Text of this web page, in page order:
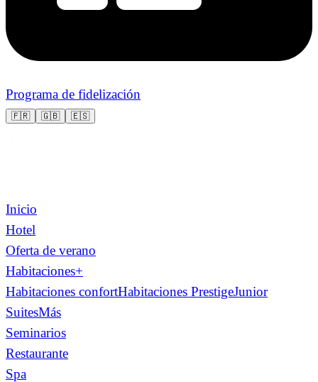
Programa de fidelización
🇫🇷 🇬🇧 🇪🇸
Inicio
Hotel
Oferta de verano
Habitaciones+
Habitaciones confortHabitaciones PrestigeJunior
SuitesMás
Seminarios
Restaurante
Spa